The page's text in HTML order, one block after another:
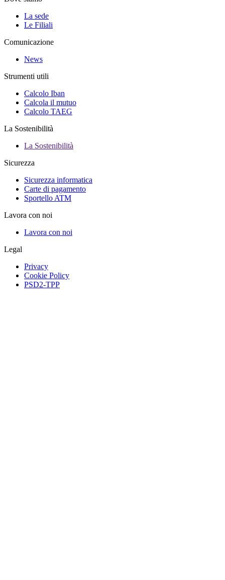
La sede
Le Filiali
Comunicazione
News
Strumenti utili
Calcolo Iban
Calcola il mutuo
Calcolo TAEG
La Sostenibilità
La Sostenibilità
Sicurezza
Sicurezza informatica
Carte di pagamento
Sportello ATM
Lavora con noi
Lavora con noi
Legal
Privacy
Cookie Policy
PSD2-TPP